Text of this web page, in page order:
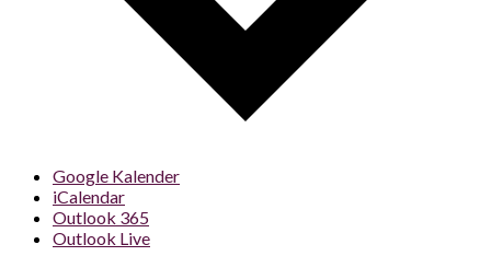
Google Kalender
iCalendar
Outlook 365
Outlook Live